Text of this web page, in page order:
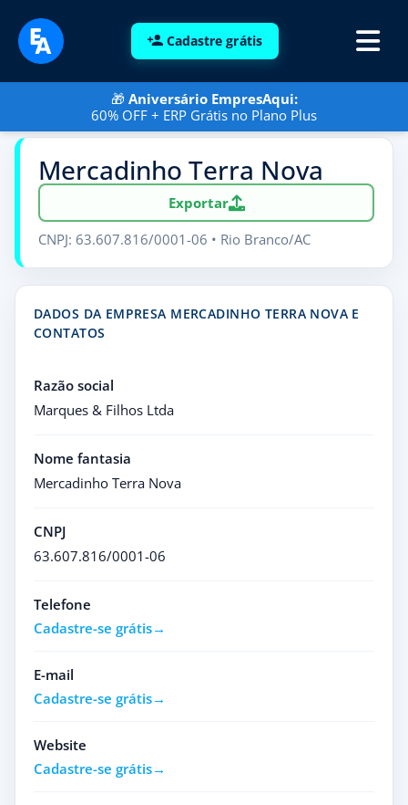
Cadastre grátis
🎁 Aniversário EmpresAqui:
60% OFF + ERP Grátis no Plano Plus
Mercadinho Terra Nova
Exportar
CNPJ: 63.607.816/0001-06 • Rio Branco/AC
DADOS DA EMPRESA MERCADINHO TERRA NOVA E
CONTATOS
Razão social
Marques & Filhos Ltda
Nome fantasia
Mercadinho Terra Nova
CNPJ
63.607.816/0001-06
Telefone
Cadastre-se grátis
E-mail
Cadastre-se grátis
Website
Cadastre-se grátis